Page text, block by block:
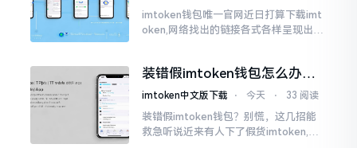
imtoken钱包唯一官网近日打算下载imt
oken,网络找出的链接各式各样呈现出乱
直忐忑不安。我折腾了好些日子
装错假imtoken钱包怎么办？
别慌，快卸载，这几招能救急
imtoken中文版下载 ⋅ 今天 ⋅ 33 阅读
装错假imtoken钱包？别慌，这几招能
救急听说近来有人下了假货imtoken,心